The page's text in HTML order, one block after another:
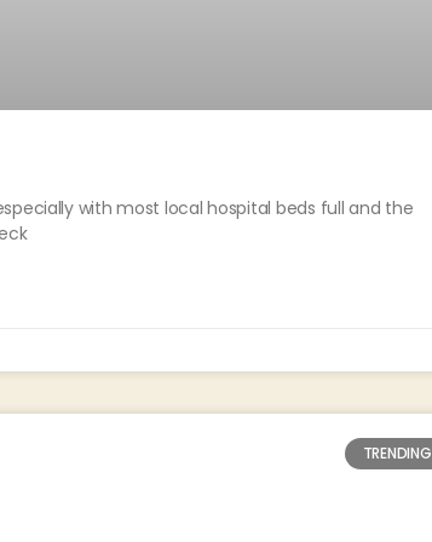
with most local hospital beds full and the
TRENDING